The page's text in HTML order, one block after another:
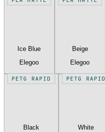
Ice Blue
Elegoo
Beige
Elegoo
PETG RAPID
Black
PETG RAPID
White